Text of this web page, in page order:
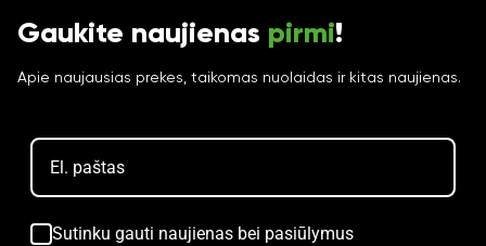
Gaukite naujienas pirmi!
Apie naujausias prekes, taikomas nuolaidas ir kitas naujienas.
Sutinku gauti naujienas bei pasiūlymus